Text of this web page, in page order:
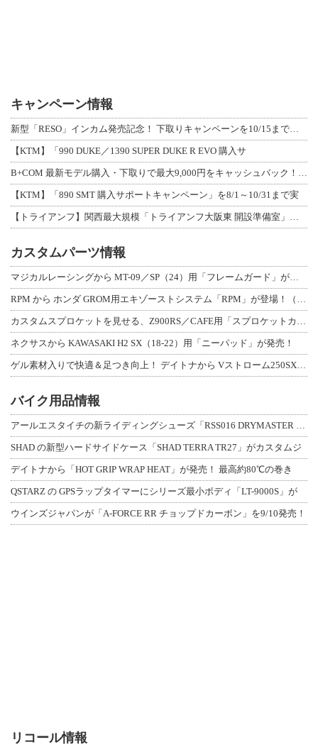
キャンペーン情報
【KTM】「990 DUKE／1390 SUPER DUKE R EVO 購入サ
【KTM】「890 SMT 購入サポートキャンペーン」を8/1～10/31まで実
カスタムパーツ情報
ネクサスから KAWASAKI H2 SX（18-22）用「ニーパッド」が発売！
バイク用品情報
SHAD の新型ハードサイドケース「SHAD TERRA TR27」がカスタムジ
デイトナから「HOT GRIP WRAP HEAT」が発売！ 最高約80℃の巻き
QSTARZ の GPSラップタイマーにシリーズ最小ボディ「LT-9000S」が
ウインズジャパンが「A-FORCE RR チョップドカーボン」を9/10発売！
リコール情報